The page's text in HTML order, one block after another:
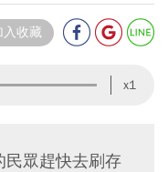
入收藏
x1
民眾趕快去刷存